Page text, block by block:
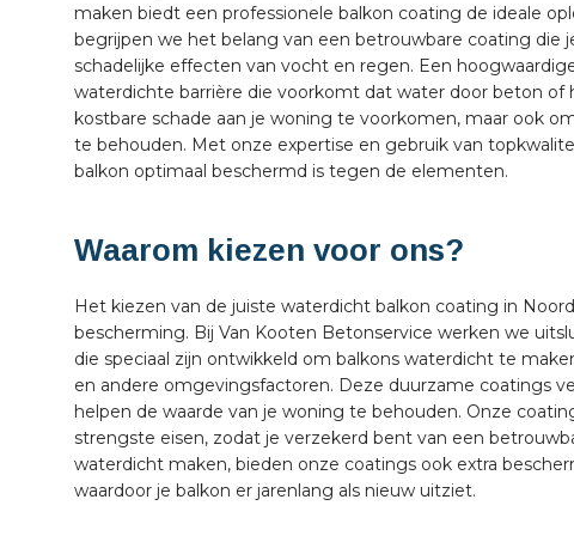
maken biedt een professionele balkon coating de ideale
begrijpen we het belang van een betrouwbare coating die
schadelijke effecten van vocht en regen. Een
waterdichte barrière die voorkomt dat water door beton of
kostbare schade aan je woning te voorkomen, maar ook
te behouden. Met onze expertise en gebruik van
balkon optimaal beschermd is tegen de elementen.
Waarom kiezen voor ons?
Het kiezen van de juiste waterdicht balkon coating in
bescherming. Bij Van Kooten Betonservice werken we
die speciaal zijn ontwikkeld om balkons waterdicht te
en andere omgevingsfactoren. Deze duurzame coatings
helpen de waarde van je woning te behouden. Onze
strengste eisen, zodat je verzekerd bent van een
waterdicht maken, bieden onze coatings ook extra
waardoor je balkon er jarenlang als nieuw uitziet.